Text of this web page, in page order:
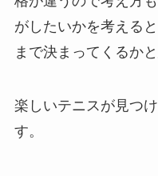
がしたいかを考える
まで決まってくるかと
楽しいテニスが見つ
す。